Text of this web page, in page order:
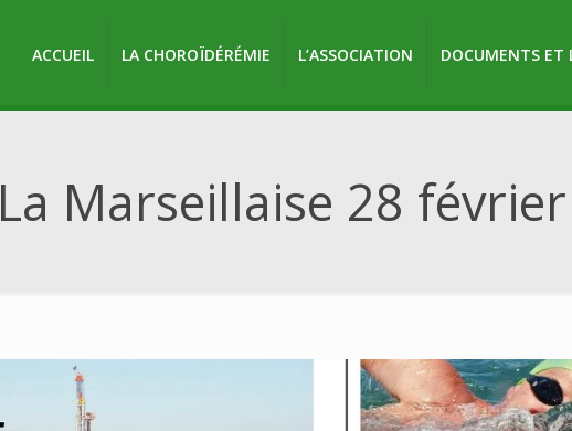
ACCUEIL LA CHOROÏDÉRÉMIE L’ASSOCIATION DOCUMENTS ET
La Marseillaise 28